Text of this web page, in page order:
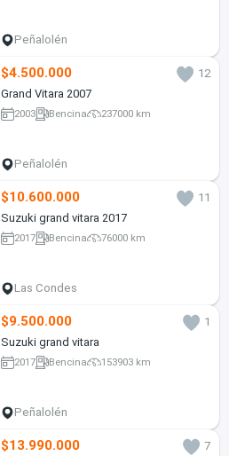
Peñalolén
$4.500.000
12
Grand Vitara 2007
2003 Bencina 237000 km
Peñalolén
$10.600.000
11
Suzuki grand vitara 2017
2017 Bencina 76000 km
Las Condes
$9.500.000
1
Suzuki grand vitara
2017 Bencina 153903 km
Peñalolén
$13.990.000
7